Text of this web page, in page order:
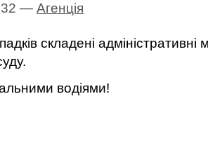
— Агенцiя
складені адміністративні
водіями!